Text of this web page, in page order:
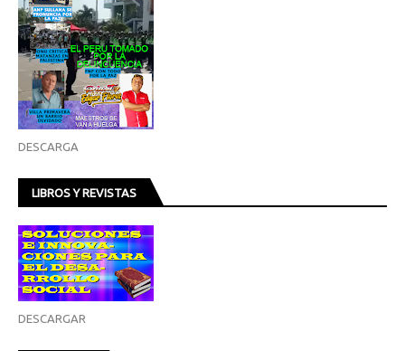
DESCARGA
LIBROS Y REVISTAS
DESCARGAR